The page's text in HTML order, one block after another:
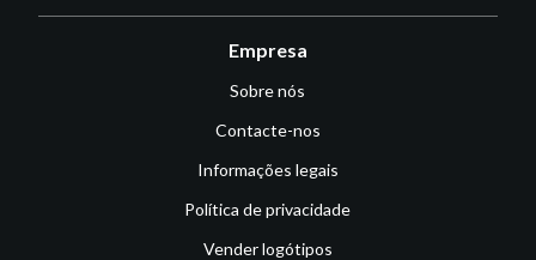
Empresa
Sobre nós
Contacte-nos
Informações legais
Política de privacidade
Vender logótipos